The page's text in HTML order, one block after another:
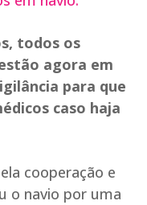
todos os
agora em
para que
caso haja
cooperação e
o navio por uma